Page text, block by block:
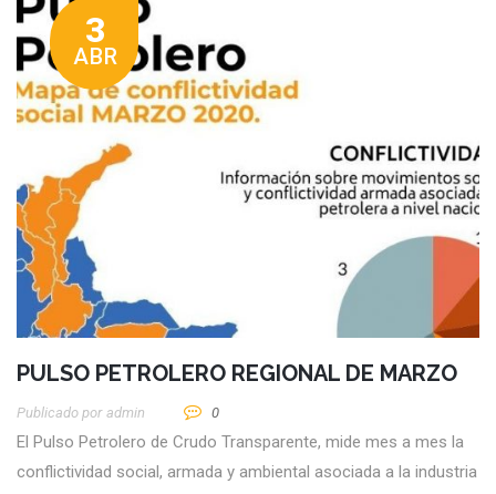
3
ABR
PULSO PETROLERO REGIONAL DE MARZO
Publicado por Admin 0
El Pulso Petrolero de Crudo Transparente, mide mes a mes la
conflictividad social, armada y ambiental asociada a la industria